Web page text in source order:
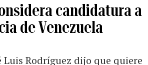
candidatura a
de Venezuela
Luis Rodríguez dijo que quiere